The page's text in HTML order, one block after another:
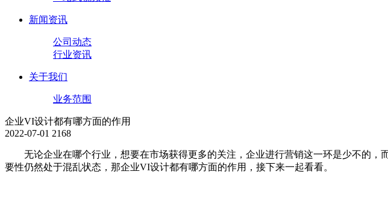
新闻资讯
公司动态
行业资讯
关于我们
业务范围
企业VI设计都有哪方面的作用
2022-07-01 2168
无论企业在哪个行业，想要在市场获得更多的关注，企业进行营销这一环是少不的，
要性仍然处于混乱状态，那企业VI设计都有哪方面的作用，接下来一起看看。